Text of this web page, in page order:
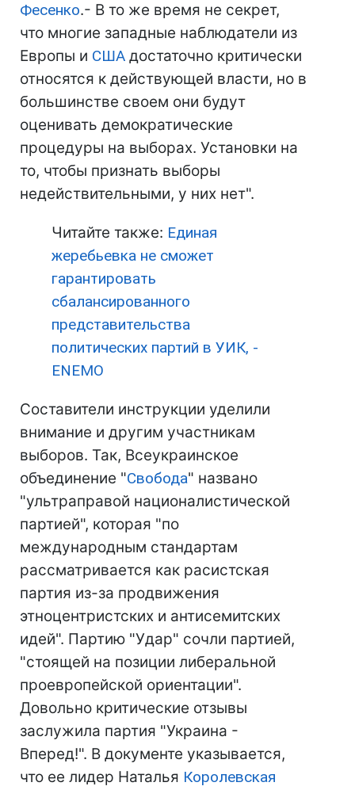
Фесенко.- В то же время не секрет,
что многие западные наблюдатели из
Европы и США достаточно критически
относятся к действующей власти, но в
большинстве своем они будут
оценивать демократические
процедуры на выборах. Установки на
то, чтобы признать выборы
недействительными, у них нет".
Читайте также: Единая
жеребьевка не сможет
гарантировать
сбалансированного
представительства
политических партий в УИК, -
ENEMO
Составители инструкции уделили
внимание и другим участникам
выборов. Так, Всеукраинское
объединение "Свобода" названо
"ультраправой националистической
партией", которая "по
международным стандартам
рассматривается как расистская
партия из-за продвижения
этноцентристских и антисемитских
идей". Партию "Удар" сочли партией,
"стоящей на позиции либеральной
проевропейской ориентации".
Довольно критические отзывы
заслужила партия "Украина -
Вперед!". В документе указывается,
что ее лидер Наталья Королевская